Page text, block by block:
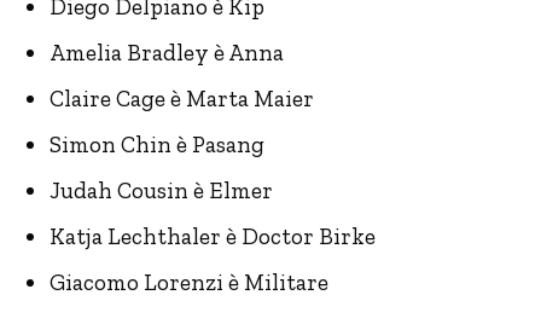
Diego Delpiano è Kip
Amelia Bradley è Anna
Claire Cage è Marta Maier
Simon Chin è Pasang
Judah Cousin è Elmer
Katja Lechthaler è Doctor Birke
Giacomo Lorenzi è Militare